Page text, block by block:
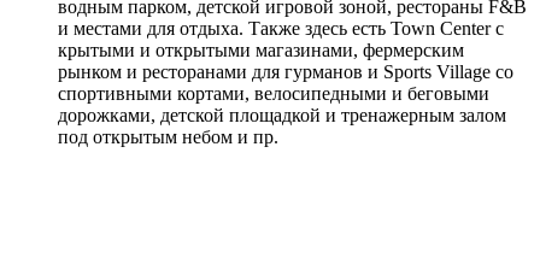
водным парком, детской игровой зоной, рестораны F&B
и местами для отдыха. Также здесь есть Town Center с
крытыми и открытыми магазинами, фермерским
рынком и ресторанами для гурманов и Sports Village со
спортивными кортами, велосипедными и беговыми
дорожками, детской площадкой и тренажерным залом
под открытым небом и пр.